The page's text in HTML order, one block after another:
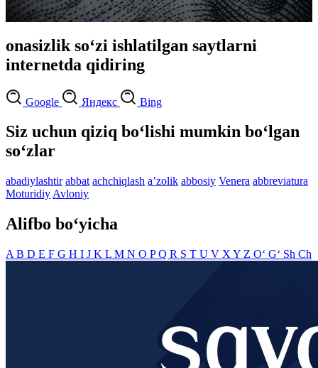
onasizlik so‘zi ishlatilgan saytlarni
internetda qidiring
Google Яндекс Bing
Siz uchun qiziq bo‘lishi mumkin bo‘lgan
so‘zlar
abadiylashtir abbat achchiqlash aʼzolik abbosiy Venera abbreviatura
Moturidiy Avloniy
Alifbo bo‘yicha
A B D E F G H I J K L M N O PQ R S T U V X Y Z O‘ G‘ Sh Ch